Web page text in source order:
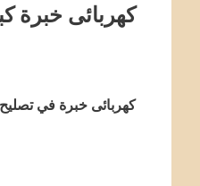
كهربائى خبرة
كهربائى خبرة في